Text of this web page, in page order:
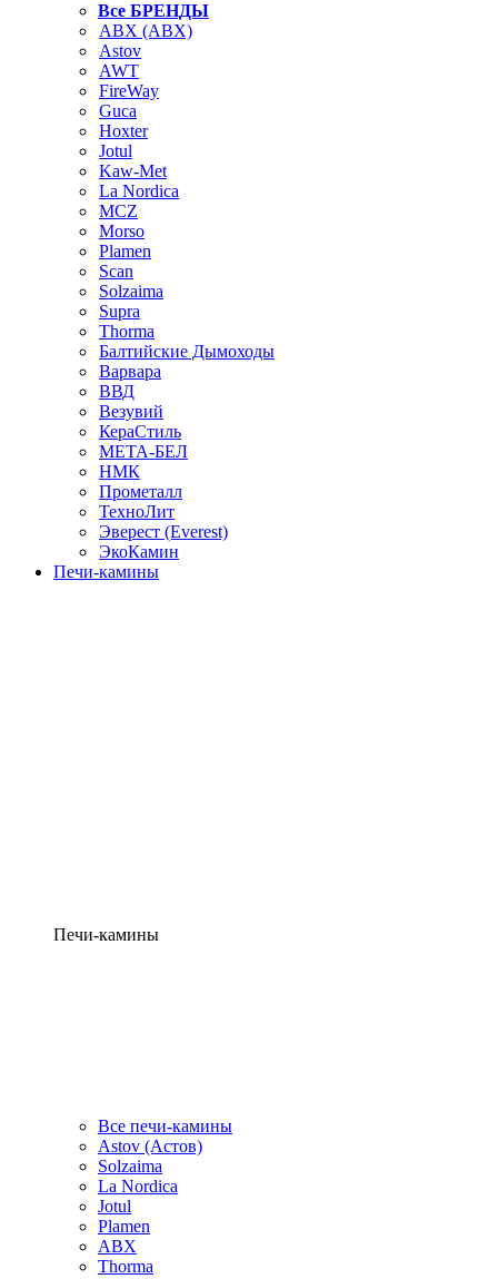
Все БРЕНДЫ
ABX (АВХ)
Astov
AWT
FireWay
Guca
Hoxter
Jotul
Kaw-Met
La Nordica
MCZ
Morso
Plamen
Scan
Solzaima
Supra
Thorma
Балтийские Дымоходы
Варвара
ВВД
Везувий
КераСтиль
МЕТА-БЕЛ
НМК
Прометалл
ТехноЛит
Эверест (Everest)
ЭкоКамин
Печи-камины
Печи-камины
Все печи-камины
Astov (Астов)
Solzaima
La Nordica
Jotul
Plamen
ABX
Thorma